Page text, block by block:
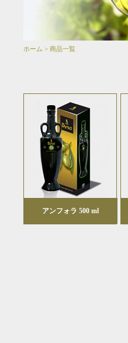
ホーム > 商品一覧
アンフォラ 500 ml